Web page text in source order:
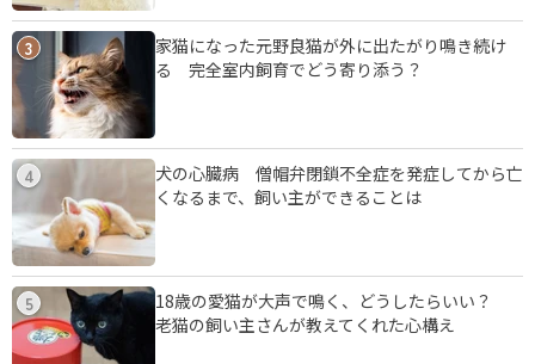
3
家猫になった元野良猫が外に出たがり鳴き続け
る 完全室内飼育でどう寄り添う？
4
犬の心臓病 僧帽弁閉鎖不全症を発症してから亡
くなるまで、飼い主ができることは
5
18歳の愛猫が大声で鳴く、どうしたらいい？
老猫の飼い主さんが教えてくれた心構え